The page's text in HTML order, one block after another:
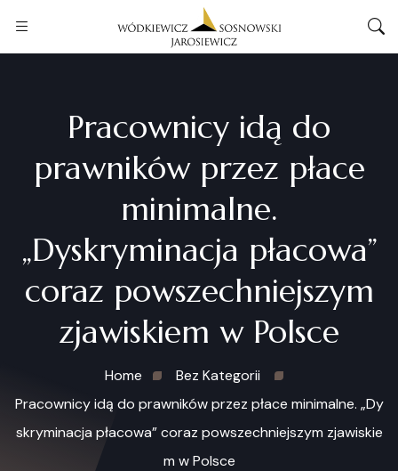
Pracownicy idą do
prawników przez płace
minimalne.
„Dyskryminacja płacowa”
coraz powszechniejszym
zjawiskiem w Polsce
Home
Bez Kategorii
Pracownicy idą do prawników przez płace minimalne. „Dy
skryminacja płacowa” coraz powszechniejszym zjawiskie
m w Polsce